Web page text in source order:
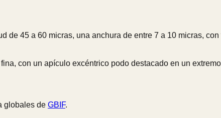
de 45 a 60 micras, una anchura de entre 7 a 10 micras,
con un apículo excéntrico podo destacado en un
globales de GBIF.